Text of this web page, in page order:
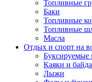
Топливные
Баки
Топливные
Топливные
Масла
Отдых и спорт на
Буксируемые
Каяки и
Лыжи